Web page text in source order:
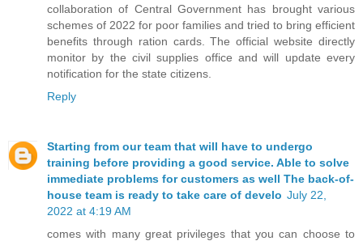
collaboration of Central Government has brought various
schemes of 2022 for poor families and tried to bring efficient
benefits through ration cards. The official website directly
monitor by the civil supplies office and will update every
notification for the state citizens.
Reply
Starting from our team that will have to undergo
training before providing a good service. Able to solve
immediate problems for customers as well The back-of-
house team is ready to take care of develo July 22,
2022 at 4:19 AM
comes with many great privileges that you can choose to